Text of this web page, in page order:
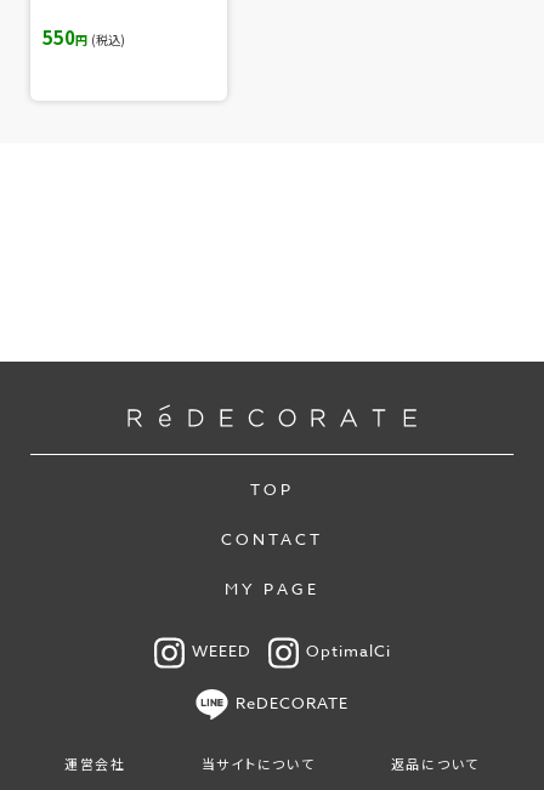
550円 (税込)
TOP
CONTACT
MY PAGE
WEEED OptimalCi
ReDECORATE
運営会社 当サイトについて
返品について